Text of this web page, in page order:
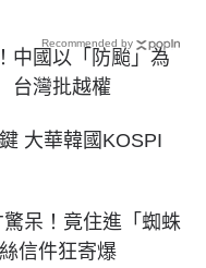
中國以「防颱」為
台灣批越權
大華韓國KOSPI
呆！竟住進「蜘蛛
信件狂寄爆
Recommended by